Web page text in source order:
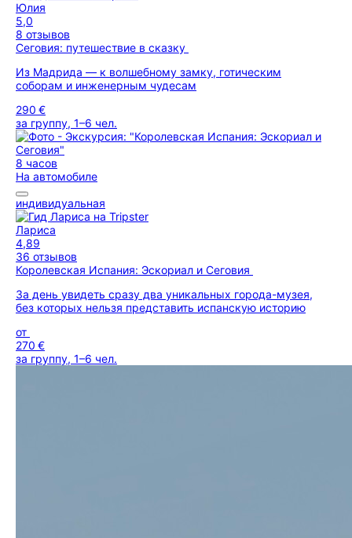
Юлия
5,0
8 отзывов
Сеговия: путешествие в сказку
Из Мадрида — к волшебному замку, готическим
соборам и инженерным чудесам
290 €
за группу, 1–6 чел.
8 часов
На автомобиле
индивидуальная
Лариса
4,89
36 отзывов
Королевская Испания: Эскориал и Сеговия
За день увидеть сразу два уникальных города-музея,
без которых нельзя представить испанскую историю
от
270 €
за группу, 1–6 чел.